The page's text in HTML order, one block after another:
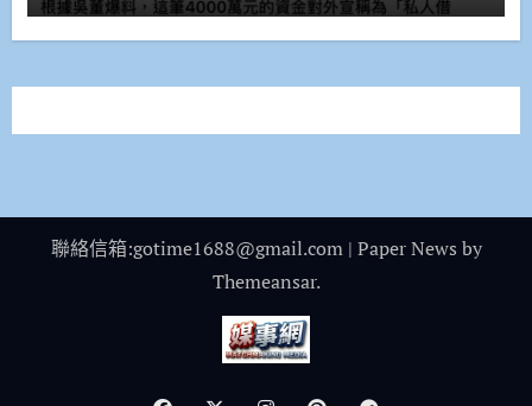
聯絡信箱:gotime1688@gmail.com | Paper News by
Themeansar.